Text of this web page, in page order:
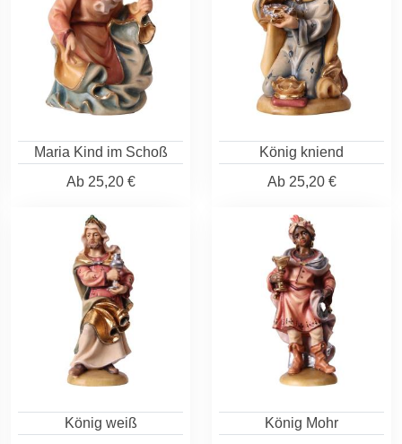
Maria Kind im Schoß
Ab25,20 €
König kniend
Ab25,20 €
König weiß
König Mohr